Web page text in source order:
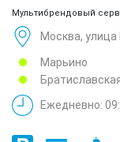
Мультибрендовый
Москва, улица
Марьино
Ежедневно: